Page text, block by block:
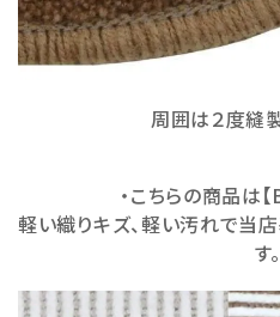
周囲は２度縫
・こちらの商品は【
軽い織りキズ、軽い汚れで当
す。